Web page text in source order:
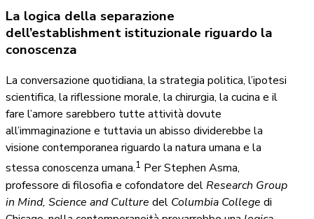
La logica della separazione
dell’establishment istituzionale riguardo la
conoscenza
La conversazione quotidiana, la strategia politica, l’ipotesi
scientifica, la riflessione morale, la chirurgia, la cucina e il
fare l’amore sarebbero tutte attività dovute
all’immaginazione e tuttavia un abisso dividerebbe la
visione contemporanea riguardo la natura umana e la
stessa conoscenza umana.1 Per Stephen Asma,
professore di filosofia e cofondatore delResearch Group
in Mind, Science and Culture del Columbia College di